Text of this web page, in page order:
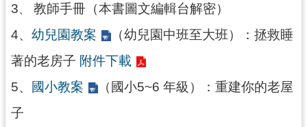
志
工
園
出
版
3、
教師手冊（本書圖文編輯台解密）
4、 幼兒園教案
（幼兒園中班至大班）：拯救睡
著的老房子 附件下載
5、 國小教案
（國小5~6 年級）：重建你的老屋
子